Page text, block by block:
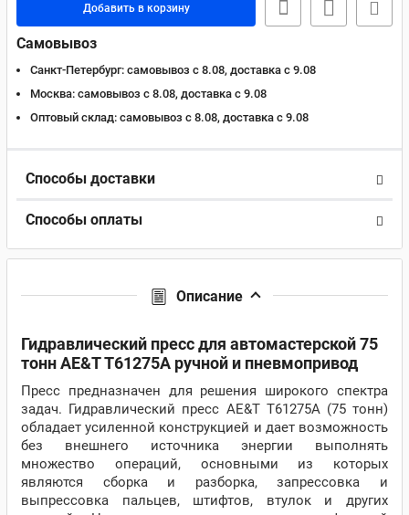
Добавить в корзину
Самовывоз
Санкт-Петербург: самовывоз с 8.08, доставка c 9.08
Москва: самовывоз с 8.08, доставка c 9.08
Оптовый склад: самовывоз с 8.08, доставка c 9.08
Способы доставки
Способы оплаты
Описание
Гидравлический пресс для автомастерской 75
тонн AE&T Т61275А ручной и пневмопривод
Пресс предназначен для решения широкого спектра
задач. Гидравлический пресс AE&T Т61275А (75 тонн)
обладает усиленной конструкцией и дает возможность
без внешнего источника энергии выполнять
множество операций, основными из которых
являются сборка и разборка, запрессовка и
выпрессовка пальцев, штифтов, втулок и других